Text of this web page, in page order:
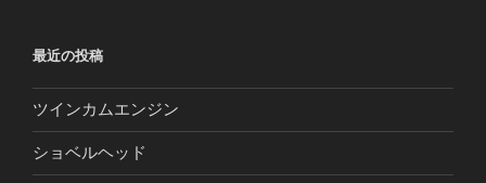
最近の投稿
ツインカムエンジン
ショベルヘッド